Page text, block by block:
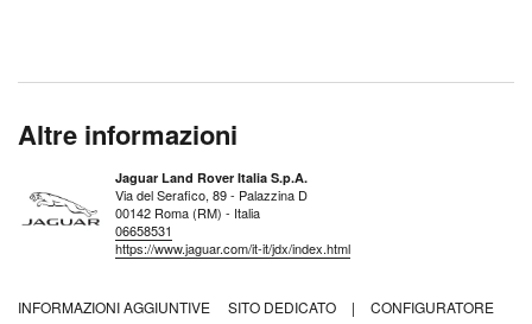
Altre informazioni
Jaguar Land Rover Italia S.p.A.
Via del Serafico, 89 - Palazzina D
00142 Roma (RM) - Italia
06658531
https://www.jaguar.com/it-it/jdx/index.html
INFORMAZIONI AGGIUNTIVE SITO DEDICATO |
CONFIGURATORE